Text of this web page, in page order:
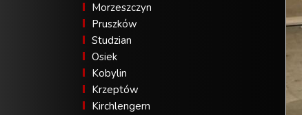
Morzeszczyn
Pruszków
Studzian
Osiek
Kobylin
Krzeptów
Kirchlengern